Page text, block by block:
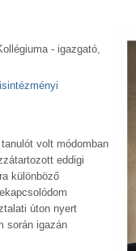
- igazgató,
volt módomban
eddigi
különböző
úton nyert
során igazán